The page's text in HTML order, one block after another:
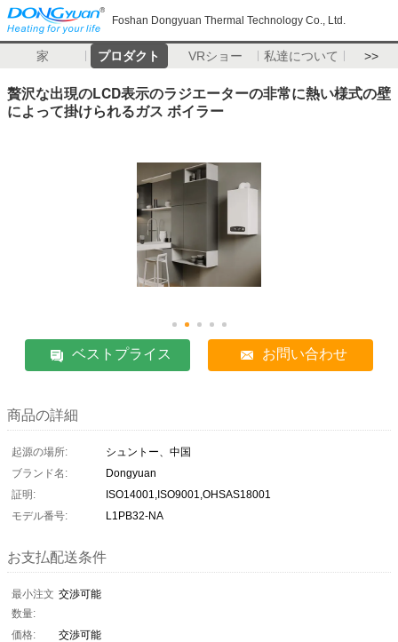
Foshan Dongyuan Thermal Technology Co., Ltd.
家 プロダクト VRショー 私達について >>
贅沢な出現のLCD表示のラジエーターの非常に熱い様式の壁
によって掛けられるガス ボイラー
ベストプライス お問い合わせ
商品の詳細
起源の場所:
シュントー、中国
ブランド名:
Dongyuan
証明:
ISO14001,ISO9001,OHSAS18001
モデル番号:
L1PB32-NA
お支払配送条件
最小注文
数量:
交渉可能
価格:
交渉可能